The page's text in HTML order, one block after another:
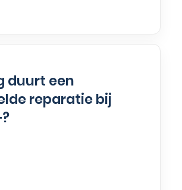
duurt een
reparatie bij